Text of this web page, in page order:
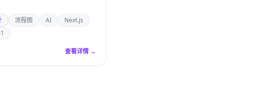
流程图 AI
Next.js
查看详情 →